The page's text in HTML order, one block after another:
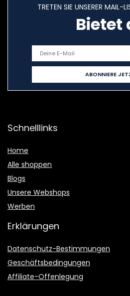
TRETEN SIE UNSERER MAIL-
Bietet
Schnelllinks
Home
Alle shoppen
Blogs
Unsere Webshops
Werben
Erklärungen
Datenschutz-Bestimmungen
Geschäftsbedingungen
Affiliate-Offenlegung